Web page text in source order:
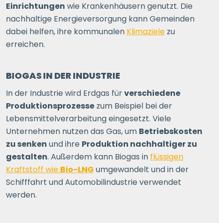
Einrichtungen wie Krankenhäusern genutzt. Die
nachhaltige Energieversorgung kann Gemeinden
dabei helfen, ihre kommunalen Klimaziele zu
erreichen.
BIOGAS IN DER INDUSTRIE
In der Industrie wird Erdgas fürverschiedene
Produktionsprozesse zum Beispiel bei der
Lebensmittelverarbeitung eingesetzt. Viele
Unternehmen nutzen das Gas, um Betriebskosten
zu senken und ihre Produktion nachhaltiger zu
gestalten. Außerdem kann Biogas in flüssigen
Kraftstoff wie Bio-LNG umgewandelt und in der
Schifffahrt und Automobilindustrie verwendet
werden.